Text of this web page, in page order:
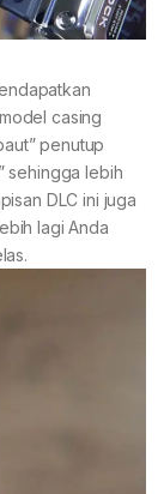
casing
penutup
sehingga lebih
DLC ini juga
lagi Anda